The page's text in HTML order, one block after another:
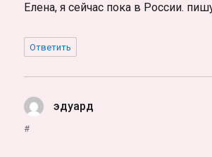
Елена, я сейчас пока в России.
Ответить
эдуард
#